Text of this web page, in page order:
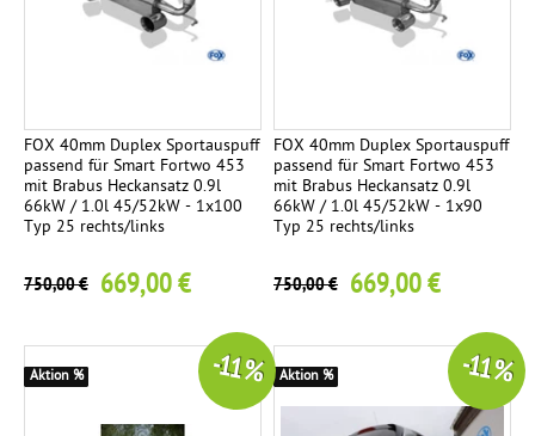
FOX 40mm Duplex Sportauspuff
passend für Smart Fortwo 453
mit Brabus Heckansatz 0.9l
66kW / 1.0l 45/52kW - 1x100
Typ 25 rechts/links
750,00 € 669,00 €
FOX 40mm Duplex Sportauspuff
passend für Smart Fortwo 453
mit Brabus Heckansatz 0.9l
66kW / 1.0l 45/52kW - 1x90
Typ 25 rechts/links
750,00 € 669,00 €
-11 %
Aktion % -11 %
Aktion %